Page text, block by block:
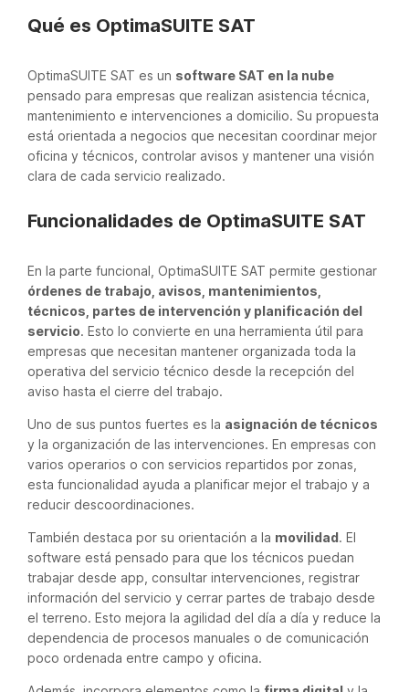
Qué es OptimaSUITE SAT
OptimaSUITE SAT es un software SAT en la nube
pensado para empresas que realizan asistencia técnica,
mantenimiento e intervenciones a domicilio. Su propuesta
está orientada a negocios que necesitan coordinar mejor
oficina y técnicos, controlar avisos y mantener una visión
clara de cada servicio realizado.
Funcionalidades de OptimaSUITE SAT
En la parte funcional, OptimaSUITE SAT permite gestionar
órdenes de trabajo, avisos, mantenimientos,
técnicos, partes de intervención y planificación del
servicio. Esto lo convierte en una herramienta útil para
empresas que necesitan mantener organizada toda la
operativa del servicio técnico desde la recepción del
aviso hasta el cierre del trabajo.
Uno de sus puntos fuertes es la asignación de técnicos
y la organización de las intervenciones. En empresas con
varios operarios o con servicios repartidos por zonas,
esta funcionalidad ayuda a planificar mejor el trabajo y a
reducir descoordinaciones.
También destaca por su orientación a la movilidad. El
software está pensado para que los técnicos puedan
trabajar desde app, consultar intervenciones, registrar
información del servicio y cerrar partes de trabajo desde
el terreno. Esto mejora la agilidad del día a día y reduce la
dependencia de procesos manuales o de comunicación
poco ordenada entre campo y oficina.